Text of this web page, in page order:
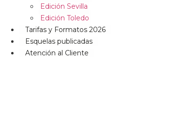
Edición Sevilla
Edición Toledo
Tarifas y Formatos 2026
Esquelas publicadas
Atención al Cliente